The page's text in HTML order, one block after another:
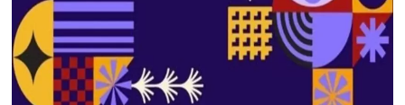
DE
LA
INDEPENDENCIA